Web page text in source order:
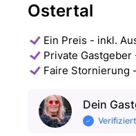
Ostertal
Ein Preis - inkl.
Private
Faire Stornierung
Dein